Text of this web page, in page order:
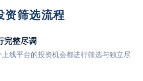
资筛选流程
完整尽调
线平台的投资机会都进行筛选与独立尽